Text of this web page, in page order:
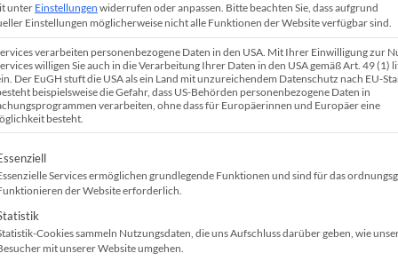
Drucken, Kopierern, Scannen und Faxen in
Idealerweise kommt das Multifunktionssystem
Schreibtisch oder in kleinen Abteilungen zum
Multifunktionsgerät bietet maximale Leistung
der integrierten USB- und Netzwerkschnittstelle
werden Ihre Geschäftsunterlagen bis DIN A4 in
einseitig (simplex) oder alternativ auch
gedruckt.
Drucken, Scannen,
unter Einstellungen widerrufen oder anpassen. Bitte beachten Sie, dass aufgrund
Einstellungen möglicherweise nicht alle Funktionen der Website verfügbar sind.
verarbeiten personenbezogene Daten in den USA. Mit Ihrer Einwilligung zur
willigen Sie auch in die Verarbeitung Ihrer Daten in den USA gemäß Art. 49 (1)
Der EuGH stuft die USA als ein Land mit unzureichendem Datenschutz nach EU-
beispielsweise die Gefahr, dass US-Behörden personenbezogene Daten in
verarbeiten, ohne dass für Europäerinnen und Europäer eine
besteht.
eine Liste der Service-Gruppen, für die
Services ermöglichen grundlegende Funktionen und sind für das
der Website erforderlich.
Cookies sammeln Nutzungsdaten, die uns Aufschluss darüber geben, wie
mit unserer Website umgehen.